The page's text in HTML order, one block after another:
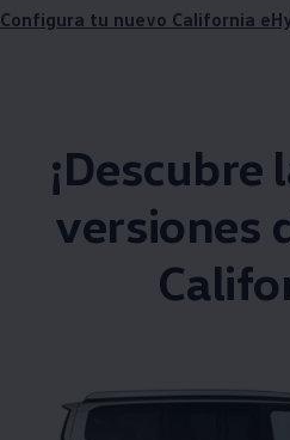
Configura tu nuevo California
¡Descubre
versiones